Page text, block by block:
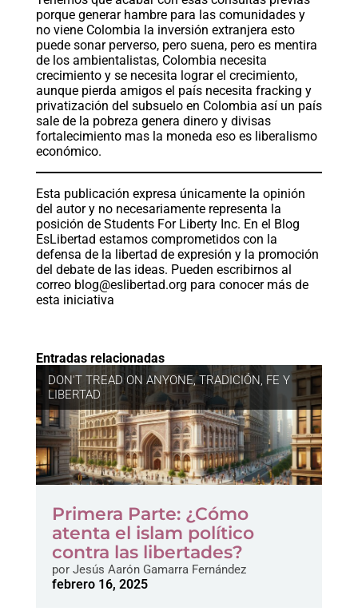
porque generar hambre para las comunidades y
no viene Colombia la inversión extranjera esto
puede sonar perverso, pero suena, pero es mentira
de los ambientalistas, Colombia necesita
crecimiento y se necesita lograr el crecimiento,
aunque pierda amigos el país necesita fracking y
privatización del subsuelo en Colombia así un país
sale de la pobreza genera dinero y divisas
fortalecimiento mas la moneda eso es liberalismo
económico.
Esta publicación expresa únicamente la opinión
del autor y no necesariamente representa la
posición de Students For Liberty Inc. En el Blog
EsLibertad estamos comprometidos con la
defensa de la libertad de expresión y la promoción
del debate de las ideas. Pueden escribirnos al
correo blog@eslibertad.org para conocer más de
esta iniciativa
Entradas relacionadas
DON'T TREAD ON ANYONE,TRADICIÓN, FE Y
LIBERTAD
Primera Parte: ¿Cómo
atenta el islam político
contra las libertades?
porJesús Aarón Gamarra Fernández
febrero 16, 2025